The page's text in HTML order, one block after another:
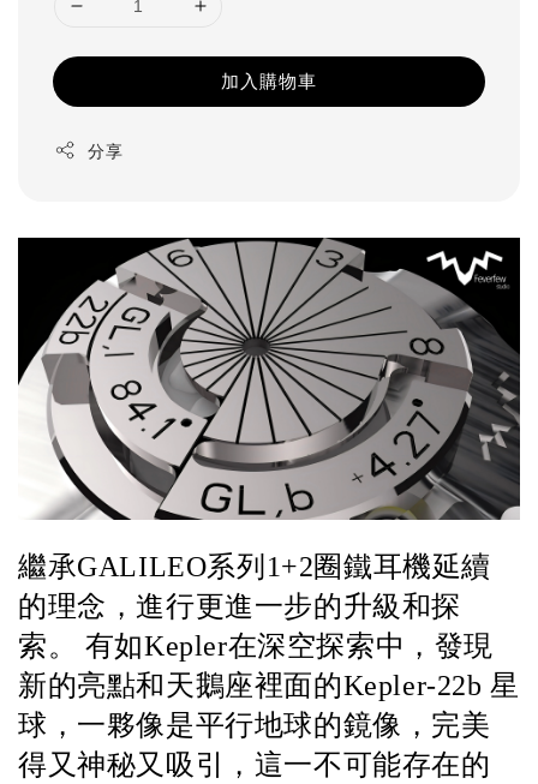
加入購物車
分享
繼承GALILEO系列1+2圈鐵耳機延續
的理念，進行更進一步的升級和探
索。 有如Kepler在深空探索中，發現
新的亮點和天鵝座裡面的Kepler-22b 星
球，一夥像是平行地球的鏡像，完美
得又神秘又吸引，這一不可能存在的